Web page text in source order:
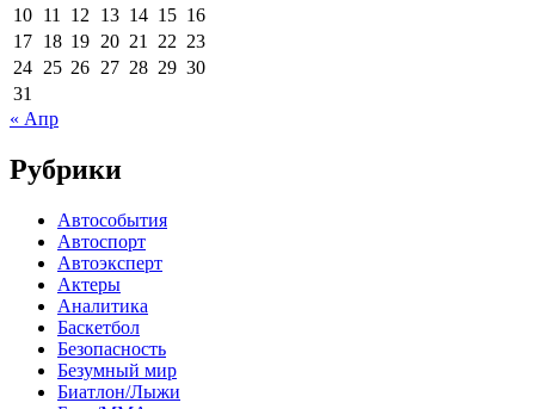
10 11 12 13 14 15 16
17 18 19 20 21 22 23
24 25 26 27 28 29 30
31
« Апр
Рубрики
Автособытия
Автоспорт
Автоэксперт
Актеры
Аналитика
Баскетбол
Безопасность
Безумный мир
Биатлон/Лыжи